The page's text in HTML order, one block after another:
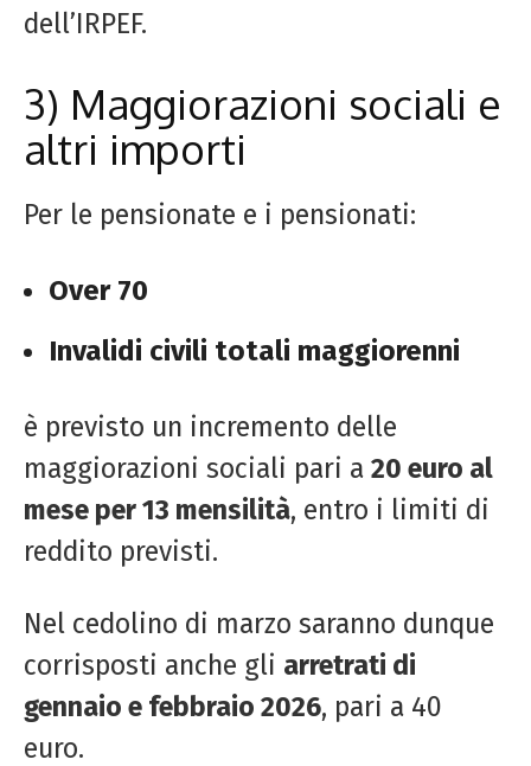
dell’IRPEF.
3) Maggiorazioni sociali e
altri importi
Per le pensionate e i pensionati:
Over 70
Invalidi civili totali maggiorenni
è previsto un incremento delle
maggiorazioni sociali pari a 20 euro al
mese per 13 mensilità, entro i limiti di
reddito previsti.
Nel cedolino di marzo saranno dunque
corrisposti anche gli arretrati di
gennaio e febbraio 2026, pari a 40
euro.